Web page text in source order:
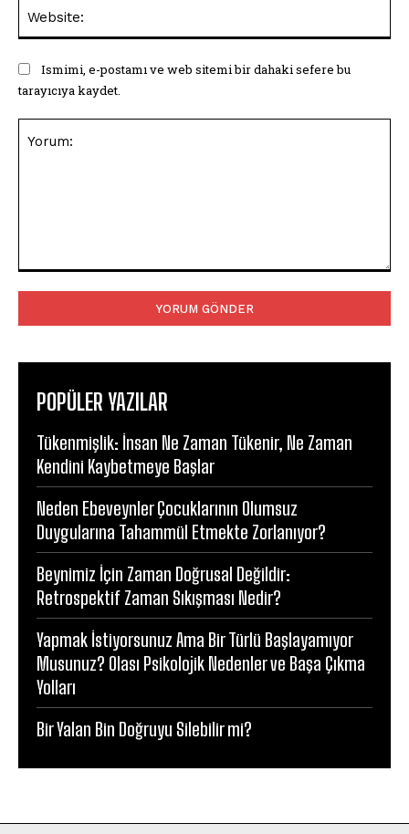
Ismimi, e-postamı ve web sitemi bir dahaki sefere bu
tarayıcıya kaydet.
POPÜLER YAZILAR
Tükenmişlik: İnsan Ne Zaman Tükenir, Ne Zaman
Kendini Kaybetmeye Başlar
Neden Ebeveynler Çocuklarının Olumsuz
Duygularına Tahammül Etmekte Zorlanıyor?
Beynimiz İçin Zaman Doğrusal Değildir:
Retrospektif Zaman Sıkışması Nedir?
Yapmak İstiyorsunuz Ama Bir Türlü Başlayamıyor
Musunuz? Olası Psikolojik Nedenler ve Başa Çıkma
Yolları
Bir Yalan Bin Doğruyu Silebilir mi?